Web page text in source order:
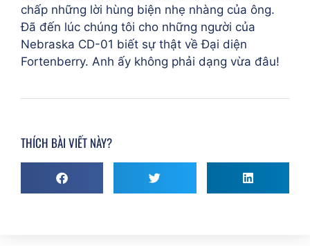
chấp những lời hùng biện nhẹ nhàng của ông.
Đã đến lúc chúng tôi cho những người của
Nebraska CD-01 biết sự thật về Đại diện
Fortenberry. Anh ấy không phải dạng vừa đâu!
THÍCH BÀI VIẾT NÀY?